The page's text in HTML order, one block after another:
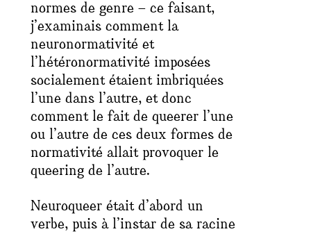
normes de genre – ce faisant,
j’examinais comment la
neuronormativité et
l’hétéronormativité imposées
socialement étaient imbriquées
l’une dans l’autre, et donc
comment le fait de queerer l’une
ou l’autre de ces deux formes de
normativité allait provoquer le
queering de l’autre.
Neuroqueer était d’abord un
verbe, puis à l’instar de sa racine